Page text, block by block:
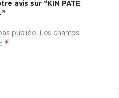
avis sur “KIN PATE
publiée. Les champs
*